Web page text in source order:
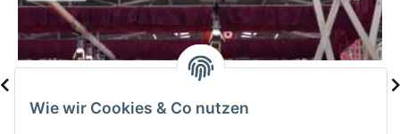
Wie wir Cookies & Co nutzen